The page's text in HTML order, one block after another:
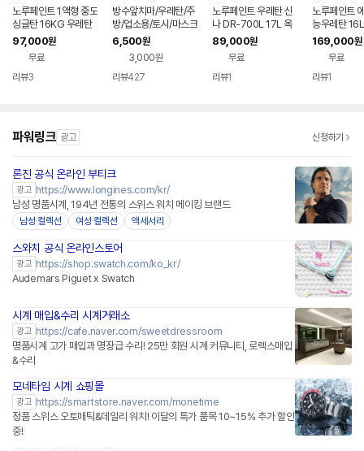
노루페인트 1액형 중도
싱글탄 16KG 우레탄
옥상방수 페인트
97,000원
무료
리뷰3
방수앞치마/우레탄/주
방/업소용/토시/마스크
6,500원
3,000원
리뷰427
노루페인트 우레탄 신
나 DR-700L 17L 옥
상방수신너 희석제
89,000원
무료
리뷰1
노루페인트
능우레탄
색 타일페인
169,000원
무료
리뷰1
파워링크 광고 신청하기
론진 공식 온라인 부티크
광고 https://www.longines.com/kr/
남성 명품시계, 194년 전통의 스위스 워치 메이킹 브랜드
남성 컬렉션 여성 컬렉션 액세서리
스와치 공식 온라인스토어
광고 https://shop.swatch.com/ko_kr/
Audemars Piguet x Swatch
시계 매입&수리 시계거래소
광고 https://cafe.naver.com/sweetdressroom
명품시계 고가 매입과 명장급 수리! 25만 회원 시계 커뮤니티, 로렉스매입
&수리
모네타임 시계 쇼핑몰
광고 https://smartstore.naver.com/monetime
정품 스위스 오토매틱&데일리 워치! 이달의 특가 품목 10~15% 추가 할인
중!